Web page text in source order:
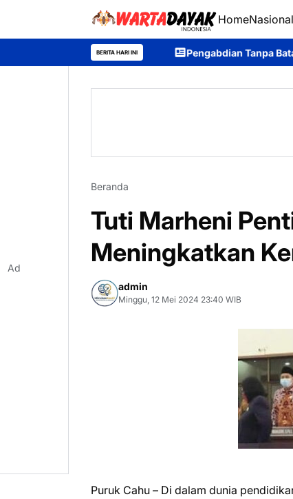
HomeNasional
BERITA HARI INI
Pengabdian Tanpa Batas, Purna Bhakti
Beranda
Tuti Marheni
Meningkatkan
admin
Minggu, 12 Mei 2024 23:40 WIB
Puruk Cahu – Di dalam dunia
Ad